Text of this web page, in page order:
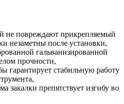
не повреждают прикрепляемый
незаметны после установки,
гальванизированной
прочности,
гарантирует стабильную работу
закалки препятствует изгибу во